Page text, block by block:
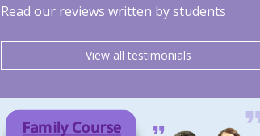
Read our reviews written by students
View all testimonials